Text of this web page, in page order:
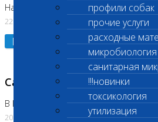
профили собак
прочие услуги
расходные
санитарная
!!!новинки
токсикология
утилизация
На Нагорной. Код ( 123,310,309)
22.07.2026
Подробнее
Санитарные дни
В Коломне 24.07.2026 и 28.07.2026
20.07.2026